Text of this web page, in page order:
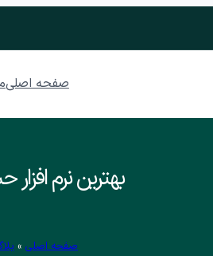
صفحه اصلی
نرم افزار
بهترین نرم
صفحه اصلی »